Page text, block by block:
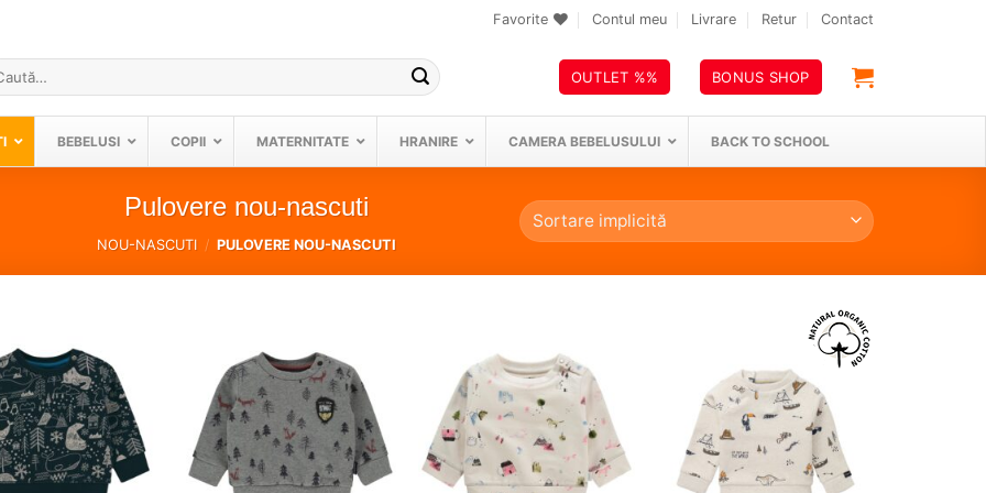
Favorite Contul meu Livrare Retur Contact
OUTLET %% BONUS SHOP
BEBELUSI COPII MATERNITATE HRANIRE CAMERA BEBELUSULUI BACK TO SCHOOL
Pulovere nou-nascuti
NOU-NASCUTI / PULOVERE NOU-NASCUTI
❤
Adauga
in
wishlist!
❤
Adauga
wishlist!
❤
Adauga
wishlist!
❤
Adauga
wishlist!